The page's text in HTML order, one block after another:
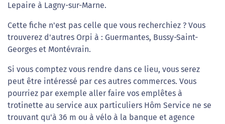
Lepaire à Lagny-sur-Marne.
Cette fiche n'est pas celle que vous recherchiez ? Vous
trouverez d'autres Orpi à : Guermantes, Bussy-Saint-
Georges et Montévrain.
Si vous comptez vous rendre dans ce lieu, vous serez
peut être intéressé par ces autres commerces. Vous
pourriez par exemple aller faire vos emplêtes à
trotinette au service aux particuliers Hôm Service ne se
trouvant qu'à 36 m ou à vélo à la banque et agence